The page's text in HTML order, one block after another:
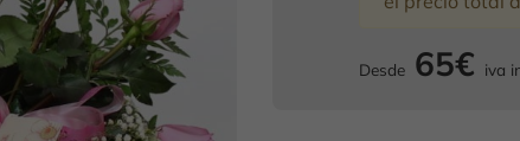
Desde 65€ iva